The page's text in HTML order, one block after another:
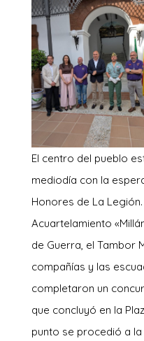
El centro del pueblo
mediodía con la
Honores de La
Acuartelamiento
de Guerra, el Tambor
compañías y las
completaron un
que concluyó en la
punto se procedió a